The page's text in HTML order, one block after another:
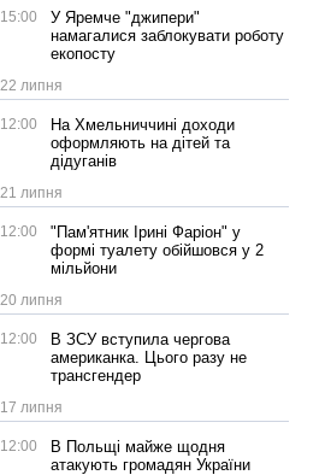
15:00
У Яремче "джипери"
намагалися заблокувати роботу
екопосту
22 липня
12:00
На Хмельниччині доходи
оформляють на дітей та
дідуганів
21 липня
12:00
"Пам'ятник Ірині Фаріон" у
формі туалету обійшовся у 2
мільйони
20 липня
12:00
В ЗСУ вступила чергова
американка. Цього разу не
трансгендер
17 липня
12:00
В Польщі майже щодня
атакують громадян України